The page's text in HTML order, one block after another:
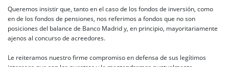
Queremos insistir que, tanto en el caso de los fondos de inversión, como
en de los fondos de pensiones, nos referimos a fondos que no son
posiciones del balance de Banco Madrid y, en principio, mayoritariamente
ajenos al concurso de acreedores.
Le reiteramos nuestro firme compromiso en defensa de sus legítimos